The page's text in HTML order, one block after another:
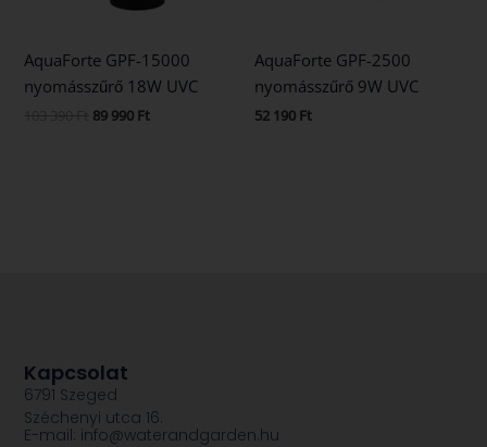
AquaForte GPF-15000
nyomásszűrő 18W UVC
89 990 Ft
AquaForte GPF-2500
nyomásszűrő 9W UVC
52 190 Ft
Kapcsolat
6791 Szeged
Széchenyi utca 16.
E-mail: info@waterandgarden.hu